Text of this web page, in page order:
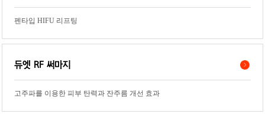
펜타입 HIFU 리프팅
듀엣 RF 써마지
고주파를 이용한 피부 탄력과 잔주름 개선 효과